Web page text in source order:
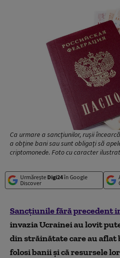
Ca urmare a sancțiunilor, rușii
a obține bani sau sunt obligați să
criptomonede. Foto cu caracter
Urmărește Digi24în Google
Discover
Sancțiunile fără precedent
invazia Ucrainei au lovit
din străinătate care au aflat
folosi banii și că resursele